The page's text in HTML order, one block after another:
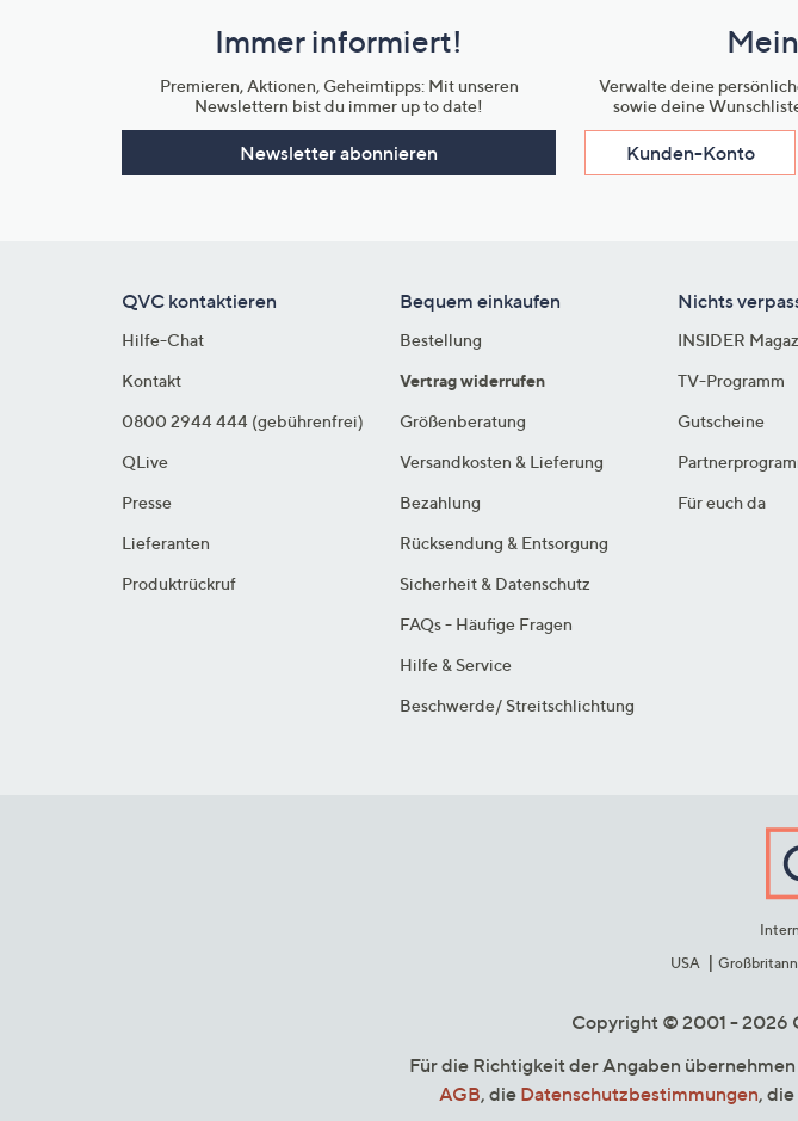
Unternehmensinformationen
Immer informiert!
Premieren, Aktionen, Geheimtipps: Mit unseren
Newslettern bist du immer up to date!
Newsletter abonnieren
Verwalte deine
sowie deine
Kunden-Konto
QVC kontaktieren
Hilfe-Chat
Kontakt
0800 2944 444 (gebührenfrei)
QLive
Presse
Lieferanten
Produktrückruf
Bequem einkaufen
Bestellung
Vertrag widerrufen
Größenberatung
Versandkosten & Lieferung
Bezahlung
Rücksendung & Entsorgung
Sicherheit & Datenschutz
FAQs - Häufige Fragen
Hilfe & Service
Beschwerde/ Streitschlichtung
Nichts
INSIDER
TV-Programm
Gutscheine
Für euch da
USA
Copyright © 2001 - 2026
Für die Richtigkeit der Angaben
AGB, die Datenschutzbestimmungen, die